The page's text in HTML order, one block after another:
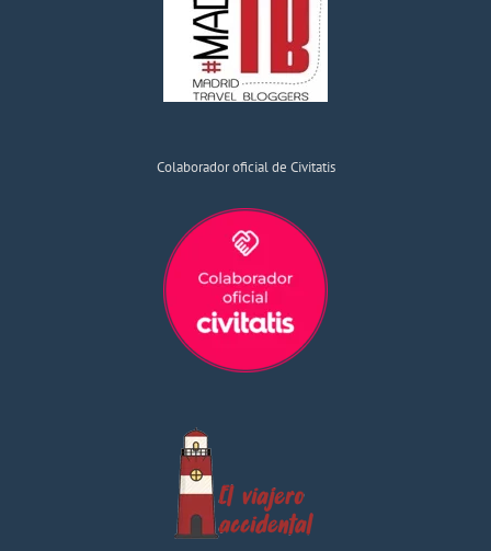
Colaborador oficial de Civitatis